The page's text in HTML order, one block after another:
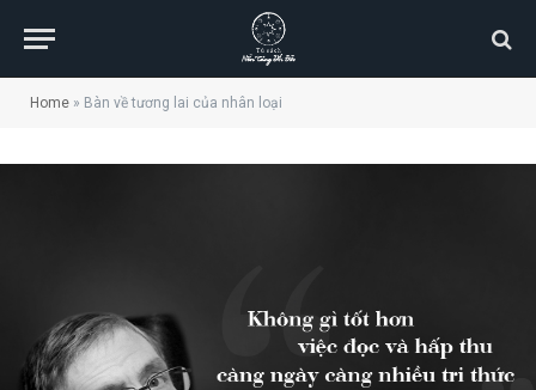
Home » Bàn về tương lai của nhân loại